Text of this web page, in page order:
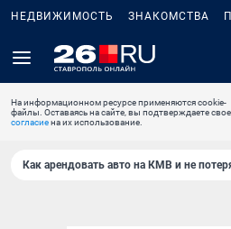
НЕДВИЖИМОСТЬ ЗНАКОМСТВА
На информационном ресурсе применяются cookie-
файлы. Оставаясь на сайте, вы подтверждаете свое
согласиена их использование.
Как арендовать авто на КМВ и не